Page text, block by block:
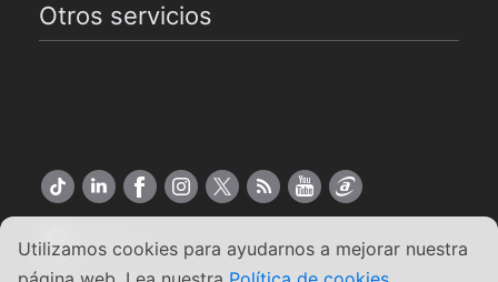
Utilizamos cookies para ayudarnos a mejorar nuestra
Otros servicios
Español